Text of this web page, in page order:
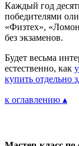
Каждый год
победителями
«Физтех»,
без экзаменов.
Будет весьма
естественно, как
купить отдельно
к оглавлению ▴